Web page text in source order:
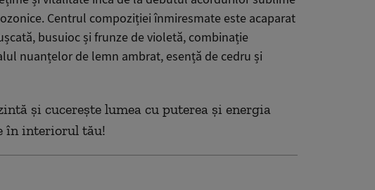
Centrul compoziției înmiresmate este acaparat
busuioc și frunze de violetă, combinație
nuanțelor de lemn ambrat, esență de cedru și
și cucerește lumea cu puterea și energia
în interiorul tău!